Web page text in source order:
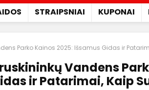
STRAIPSNIAI KUPONAI
Parko Kainos 2025: Išsamus Gidas ir
Vandens
ir Patarimai, Kaip